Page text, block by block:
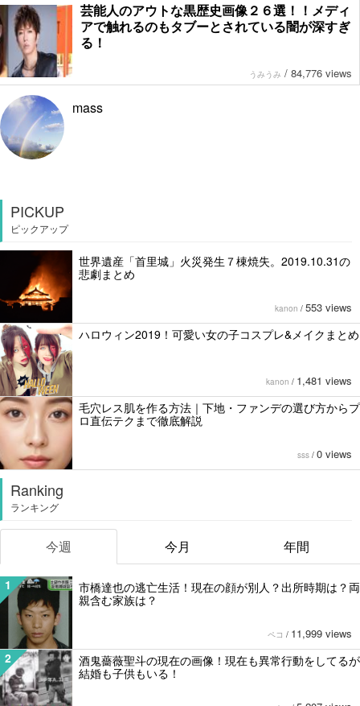
芸能人のアウトな黒歴史画像２６選！！メディ
アで触れるのもタブーとされている闇が深すぎ
る！
うみうみ / 84,776 views
mass
PICKUP
ピックアップ
世界遺産「首里城」火災発生７棟焼失。2019.10.31の
悲劇まとめ
kanon / 553 views
ハロウィン2019！可愛い女の子コスプレ&メイクまとめ
kanon / 1,481 views
毛穴レス肌を作る方法｜下地・ファンデの選び方からプ
ロ直伝テクまで徹底解説
sss / 0 views
Ranking
ランキング
今週 今月 年間
1
市橋達也の逃亡生活！現在の顔が別人？出所時期は？両
親含む家族は？
ペコ / 11,999 views
2
酒鬼薔薇聖斗の現在の画像！現在も異常行動をしてるが
結婚も子供もいる！